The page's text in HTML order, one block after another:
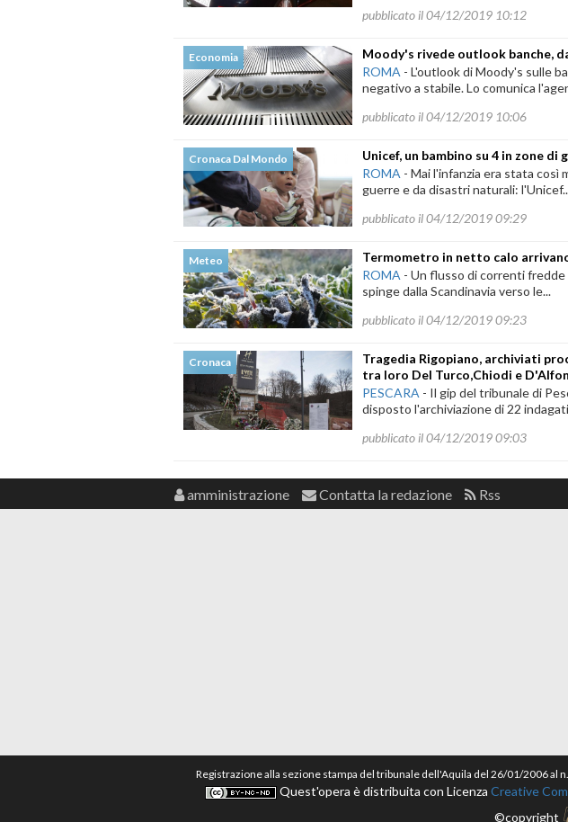
pubblicato il 04/12/2019 10:12
Economia
Moody's rivede outlook banche,
ROMA - L'outlook di Moody's sulle
negativo a stabile. Lo comunica
pubblicato il 04/12/2019 10:06
Cronaca Dal Mondo
Unicef, un bambino su 4 in zone di
ROMA - Mai l'infanzia era stata così
guerre e da disastri naturali:
pubblicato il 04/12/2019 09:29
Meteo
Termometro in netto calo
ROMA - Un flusso di correnti
spinge dalla Scandinavia verso le...
pubblicato il 04/12/2019 09:23
Cronaca
Tragedia Rigopiano, archiviati
tra loro Del Turco,Chiodi e
PESCARA - Il gip del tribunale di
disposto l'archiviazione di 22
pubblicato il 04/12/2019 09:03
amministrazione Contatta la redazione Rss
Registrazione alla sezione stampa del tribunale dell'Aquila del 26/01/2006 al
Quest'opera è distribuita con Licenza Creative
©copyright